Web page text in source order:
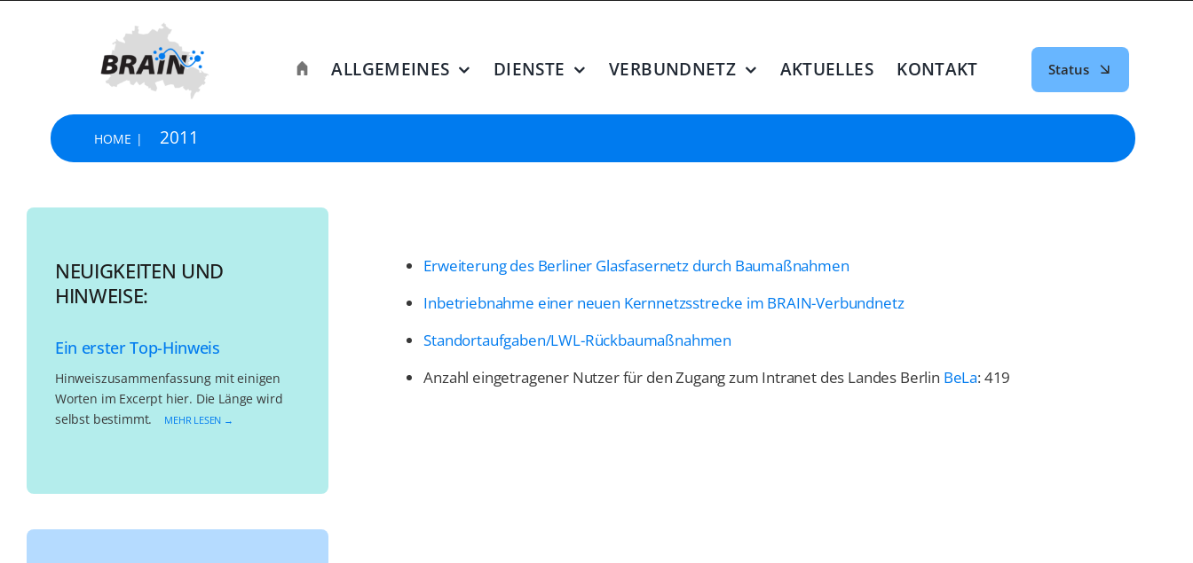
ALLGEMEINES DIENSTE VERBUNDNETZ AKTUELLES KONTAKT Status
HOME 2011
NEUIGKEITEN UND
HINWEISE:
Ein erster Top-Hinweis
Hinweiszusammenfassung mit einigen
Worten im Excerpt hier. Die Länge wird
selbst bestimmt.
MEHR LESEN →
Erweiterung des Berliner Glasfasernetz durch Baumaßnahmen
Inbetriebnahme einer neuen Kernnetzsstrecke im BRAIN-Verbundnetz
Standortaufgaben/LWL-Rückbaumaßnahmen
Anzahl eingetragener Nutzer für den Zugang zum Intranet des Landes Berlin BeLa: 419